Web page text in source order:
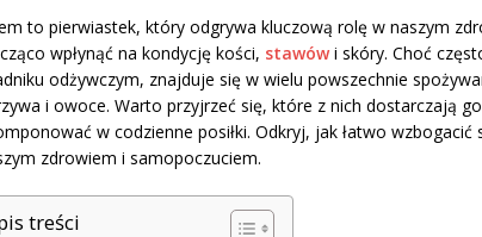
to pierwiastek, który odgrywa kluczową rolę w naszym
wpłynąć na kondycję kości, stawówi skóry. Choć
odżywczym, znajduje się w wielu powszechnie
i owoce. Warto przyjrzeć się, które z nich dostarczają
w codzienne posiłki. Odkryj, jak łatwo
zdrowiem i samopoczuciem.
treści